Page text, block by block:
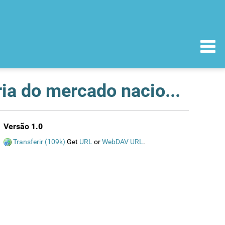
Suspensão da comercialização e retirada voluntária do mercado nacional do produto Hidratante V.G. Isdin.
Versão 1.0
Transferir (109k) Get URL orWebDAV URL .